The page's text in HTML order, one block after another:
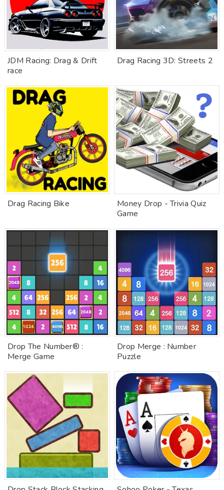
JDM Racing: Drag & Drift
race
Drag Racing 3D: Streets 2
Drag Racing Bike
Money Drop - Trivia Quiz
Game
Drop The Number® :
Merge Game
Drop Merge : Number
Puzzle